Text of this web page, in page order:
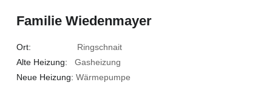
Familie Wiedenmayer
Ort: Ringschnait
Alte Heizung: Gasheizung
Neue Heizung: Wärmepumpe